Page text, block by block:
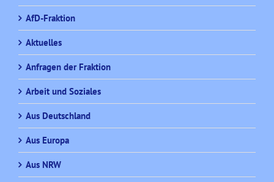
AfD-Fraktion
Aktuelles
Anfragen der Fraktion
Arbeit und Soziales
Aus Deutschland
Aus Europa
Aus NRW